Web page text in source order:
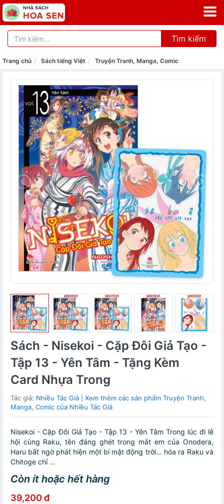
Tìm kiếm
Trang chủ Sách tiếng Việt Truyện Tranh, Manga, Comic
Sách - Nisekoi - Cặp Đôi Giả Tạo -
Tập 13 - Yên Tâm - Tặng Kèm
Card Nhựa Trong
Tác giả: Nhiều Tác Giả
Xem thêm các sản phẩm Truyện Tranh,
Manga, Comic của Nhiều Tác Giả
Nisekoi - Cặp Đôi Giả Tạo - Tập 13 - Yên Tâm Trong lúc đi lễ
hội cùng Raku, tên đáng ghét trong mắt em của Onodera,
Haru bất ngờ phát hiện một bí mật động trời... hóa ra Raku và
Chitoge chỉ ...
Còn ít hoặc hết hàng
39,200 đ